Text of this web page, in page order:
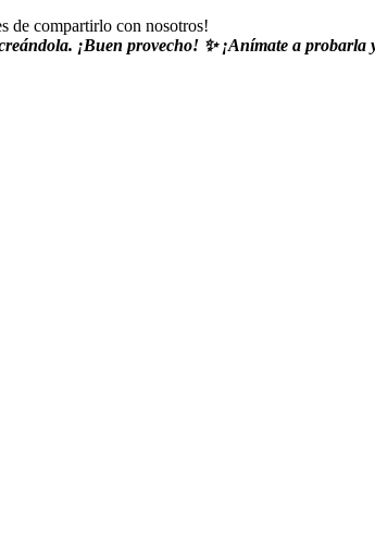
de compartirlo con nosotros!
¡Buen provecho! ✨ ¡Anímate a